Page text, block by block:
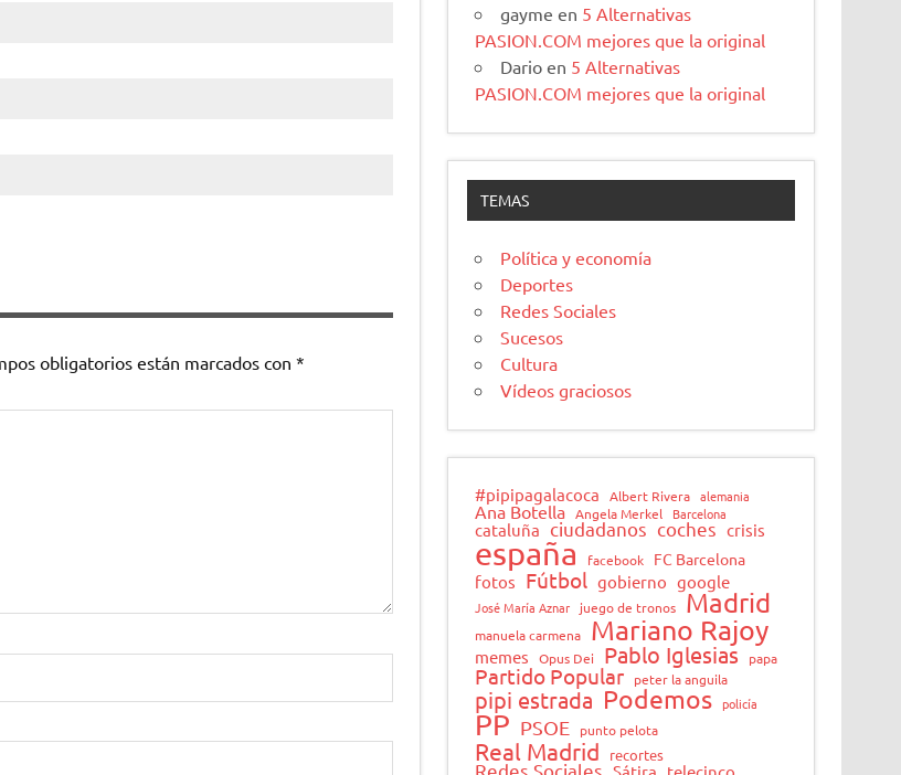
obligatorios están marcados con *
gayme en 5 Alternativas
PASION.COM mejores que la original
Dario en 5 Alternativas
PASION.COM mejores que la original
TEMAS
Política y economía
Deportes
Redes Sociales
Sucesos
Cultura
Vídeos graciosos
#pipipagalacoca Albert Rivera alemania
Ana Botella Angela Merkel Barcelona
cataluña ciudadanos coches crisis
españa facebook FC Barcelona
fotos Fútbol gobierno google
José María Aznar juego de tronos Madrid
manuela carmena Mariano Rajoy
memes Opus Dei Pablo Iglesias papa
Partido Popular peter la anguila
pipi estrada Podemos policía
PP PSOE punto pelota
Real Madrid recortes